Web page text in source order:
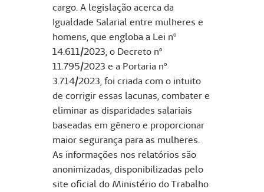
cargo. A legislação acerca da
Igualdade Salarial entre mulheres e
homens, que engloba a Lei nº
14.611/2023, o Decreto nº
11.795/2023 e a Portaria nº
3.714/2023, foi criada com o intuito
de corrigir essas lacunas, combater e
eliminar as disparidades salariais
baseadas em gênero e proporcionar
maior segurança para as mulheres.
As informações nos relatórios são
anonimizadas, disponibilizadas pelo
site oficial do Ministério do Trabalho